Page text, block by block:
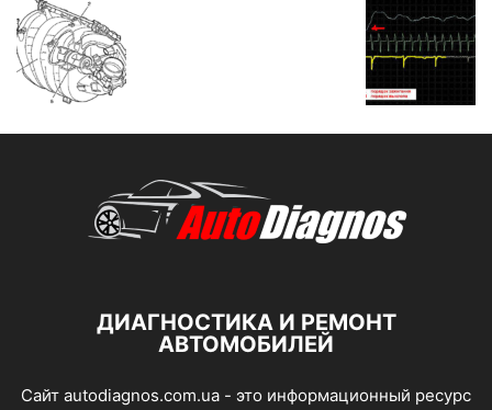
ДИАГНОСТИКА И РЕМОНТ
АВТОМОБИЛЕЙ
Сайт autodiagnos.com.ua - это информационный ресурс